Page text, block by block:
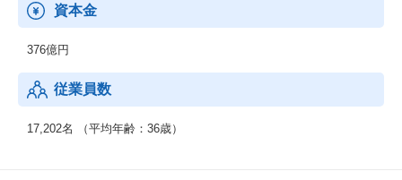
資本金
376億円
従業員数
17,202名 （平均年齢：36歳）